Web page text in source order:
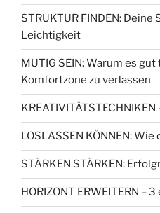
STRUKTUR FINDEN:
Leichtigkeit
MUTIG SEIN: Warum es
Komfortzone zu verlassen
LOSLASSEN KÖNNEN:
STÄRKEN STÄRKEN:
HORIZONT ERWEITERN –